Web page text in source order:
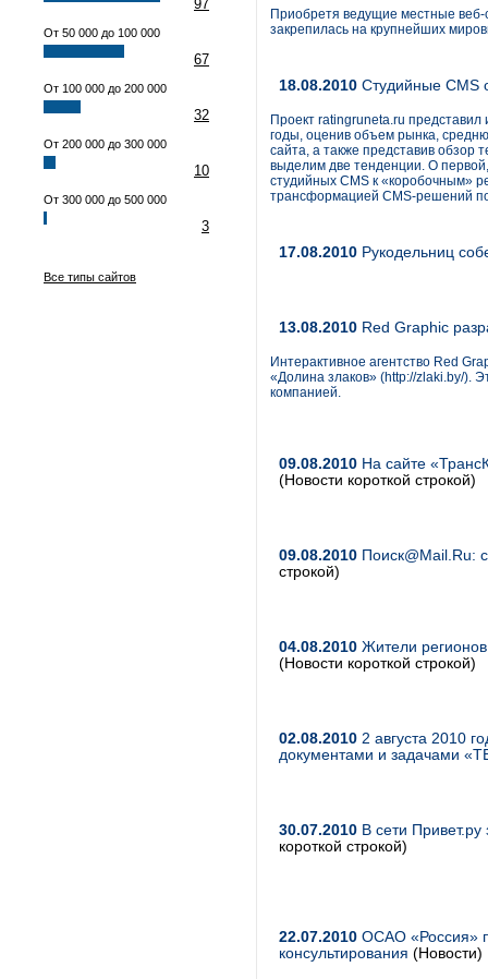
97
От 50 000 до 100 000
67
От 100 000 до 200 000
32
От 200 000 до 300 000
10
От 300 000 до 500 000
3
Все типы сайтов
Приобретя ведущие местные веб-
закрепилась на крупнейших
18.08.2010 Студийные CMS
Проект ratingruneta.ru
годы, оценив объем рынка,
сайта, а также представив обзор
выделим две тенденции. О
студийных CMS к «коробочным»
трансформацией CMS-решений
17.08.2010 Рукодельниц
13.08.2010 Red Graphic
Интерактивное агентство Red
«Долина злаков» (http://zlaki.by/).
компанией.
09.08.2010 На сайте
(Новости короткой строкой)
09.08.2010 Поиск@Mail.Ru:
строкой)
04.08.2010 Жители
(Новости короткой строкой)
02.08.2010 2 августа 2010
документами и задачами
30.07.2010 В сети
короткой строкой)
22.07.2010 ОСАО «Россия»
консультирования (Новости)